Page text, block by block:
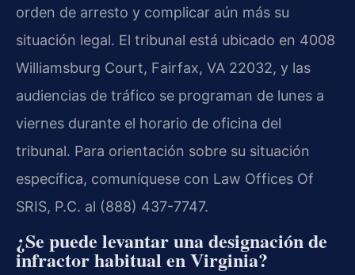
orden de arresto y complicar aún más su
situación legal. El tribunal está ubicado en 4008
Williamsburg Court, Fairfax, VA 22032, y las
audiencias de tráfico se programan de lunes a
viernes durante el horario de oficina del
tribunal. Para orientación sobre su situación
específica, comuníquese con Law Offices Of
SRIS, P.C. al (888) 437-7747.
¿Se puede levantar una designación de
infractor habitual en Virginia?